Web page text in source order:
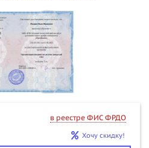
в реестре ФИС ФРДО
Хочу скидку!